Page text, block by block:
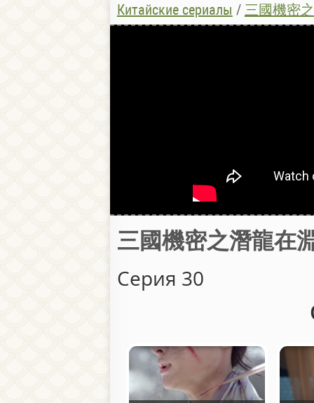
Китайские сериалы / 三國機密
三國機密之潛龍在
Серия 30